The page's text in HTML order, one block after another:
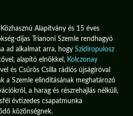
Alapítvány és 15 éves
díjas Trianoni Szemle rendhagyó
ad alkalmat arra, hogy Szidiropulosz
alapító elnökkel, Kolczonay
és Csűrös Csilla rádiós újságíróval
a Szemle elindításának meghatározó
a harag és részrehajlás nélküli,
évtizedes csapatmunka
közönségnek.